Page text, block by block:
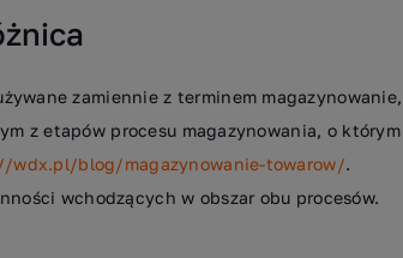
zamiennie z terminem magazynowanie,
z etapów procesu magazynowania, o którym
wdx.pl/blog/magazynowanie-towarow/.
wchodzących w obszar obu procesów.